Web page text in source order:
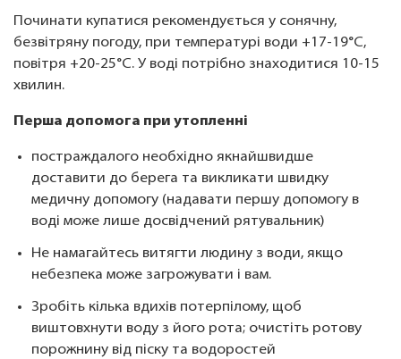
Починати купатися рекомендується у сонячну,
безвітряну погоду, при температурі води +17-19°С,
повітря +20-25°С. У воді потрібно знаходитися 10-15
хвилин.
Перша допомога при утопленні
постраждалого необхідно якнайшвидше
доставити до берега та викликати швидку
медичну допомогу (надавати першу допомогу в
воді може лише досвідчений рятувальник)
Не намагайтесь витягти людину з води, якщо
небезпека може загрожувати і вам.
Зробіть кілька вдихів потерпілому, щоб
виштовхнути воду з його рота; очистіть ротову
порожнину від піску та водоростей